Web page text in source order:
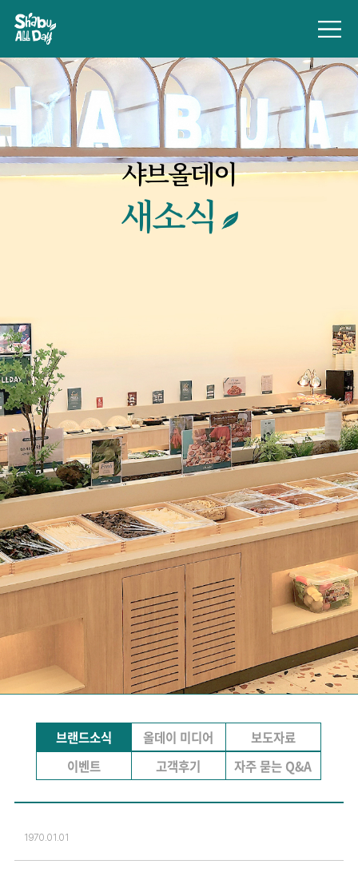
샤브올데이
새소식
브랜드소식 올데이 미디어
보도자료
이벤트
고객후기 자주 묻는 Q&A
1970.01.01